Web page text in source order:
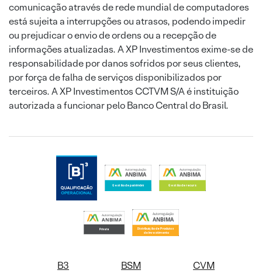
comunicação através de rede mundial de computadores
está sujeita a interrupções ou atrasos, podendo impedir
ou prejudicar o envio de ordens ou a recepção de
informações atualizadas. A XP Investimentos exime-se de
responsabilidade por danos sofridos por seus clientes,
por força de falha de serviços disponibilizados por
terceiros. A XP Investimentos CCTVM S/A é instituição
autorizada a funcionar pelo Banco Central do Brasil.
B3 BSM CVM